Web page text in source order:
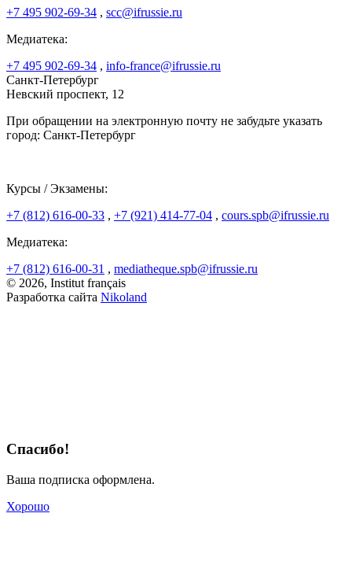
+7 495 902-69-34 , scc@ifrussie.ru
Медиатека:
+7 495 902-69-34 , info-france@ifrussie.ru
Санкт-Петербург
Невский проспект, 12
При обращении на электронную почту не забудьте указать
город: Санкт-Петербург
Курсы / Экзамены:
+7 (812) 616-00-33 , +7 (921) 414-77-04 , cours.spb@ifrussie.ru
Медиатека:
+7 (812) 616-00-31 , mediatheque.spb@ifrussie.ru
© 2026, Institut français
Разработка сайта Nikoland
Спасибо!
Ваша подписка оформлена.
Хорошо